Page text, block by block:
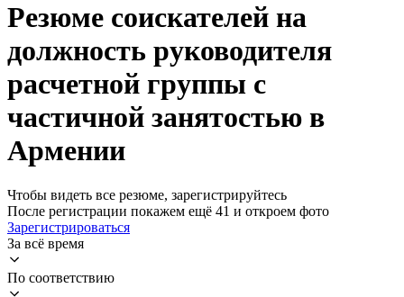
Резюме соискателей на
должность руководителя
расчетной группы с
частичной занятостью в
Армении
Чтобы видеть все резюме, зарегистрируйтесь
После регистрации покажем ещё 41 и откроем фото
Зарегистрироваться
За всё время
По соответствию